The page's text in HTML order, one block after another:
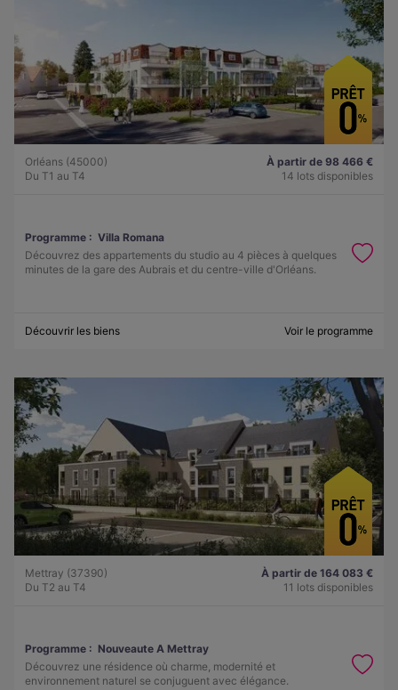
Orléans (45000)
Du T1 au T4
À partir de 98 466 €
14 lots disponibles
Programme : Villa Romana
Découvrez des appartements du studio au 4 pièces à quelques
minutes de la gare des Aubrais et du centre-ville d'Orléans.
Découvrir les biens Voir le programme
Mettray (37390)
Du T2 au T4
À partir de 164 083 €
11 lots disponibles
Programme : Nouveaute A Mettray
Découvrez une résidence où charme, modernité et
environnement naturel se conjuguent avec élégance.